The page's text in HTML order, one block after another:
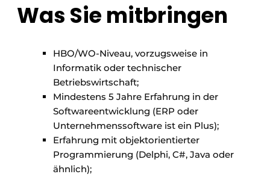
Was Sie mitbringen
HBO/WO-Niveau, vorzugsweise in
Informatik oder technischer
Betriebswirtschaft;
Mindestens 5 Jahre Erfahrung in der
Softwareentwicklung (ERP oder
Unternehmenssoftware ist ein Plus);
Erfahrung mit objektorientierter
Programmierung (Delphi, C#, Java oder
ähnlich);